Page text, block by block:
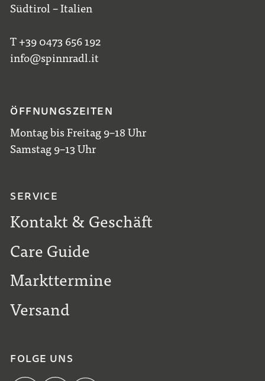
Südtirol – Italien
T +39 0473 656 192
info@spinnradl.it
ÖFFNUNGSZEITEN
Montag bis Freitag 9–18 Uhr
Samstag 9–13 Uhr
SERVICE
Kontakt & Geschäft
Care Guide
Markttermine
Versand
FOLGE UNS